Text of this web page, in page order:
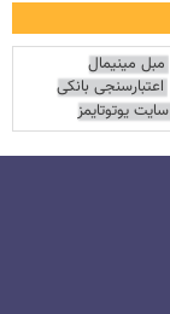
مبل مینیمال
اعتبارسنجی بانکی
سایت یوتوتایمز